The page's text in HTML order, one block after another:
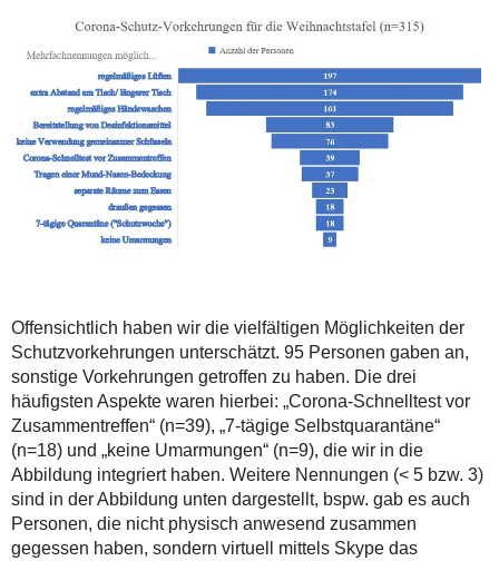
Offensichtlich haben wir die vielfältigen Möglichkeiten der
Schutzvorkehrungen unterschätzt. 95 Personen gaben an,
sonstige Vorkehrungen getroffen zu haben. Die drei
häufigsten Aspekte waren hierbei: „Corona-Schnelltest vor
Zusammentreffen“ (n=39), „7-tägige Selbstquarantäne“
(n=18) und „keine Umarmungen“ (n=9), die wir in die
Abbildung integriert haben. Weitere Nennungen (< 5 bzw. 3)
sind in der Abbildung unten dargestellt, bspw. gab es auch
Personen, die nicht physisch anwesend zusammen
gegessen haben, sondern virtuell mittels Skype das